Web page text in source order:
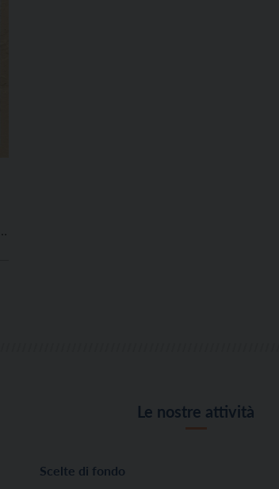
Le nostre attività
Scelte di fondo